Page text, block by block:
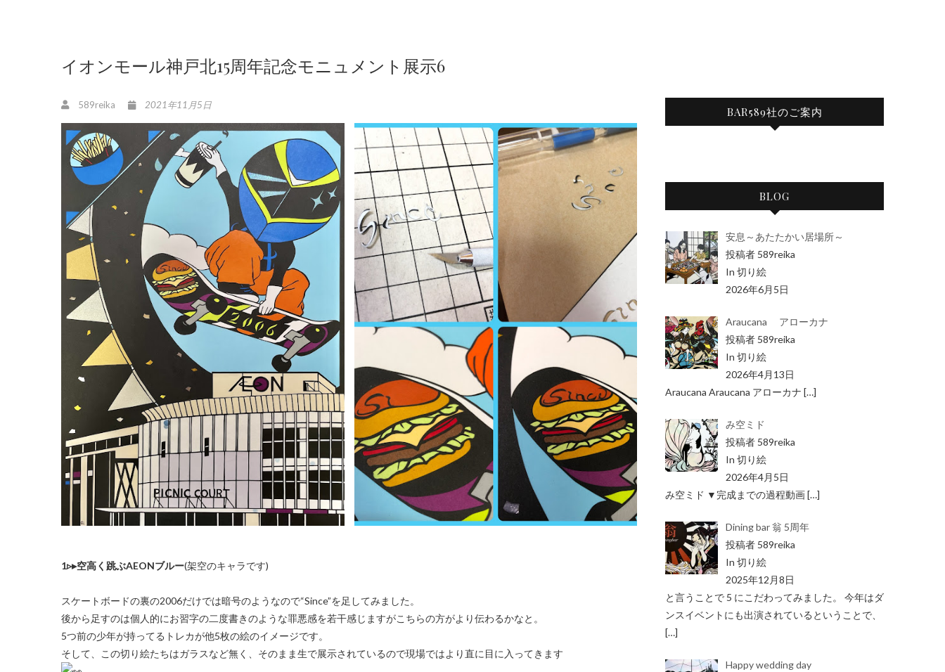
イオンモール神戸北15周年記念モニュメント展示6
589reika 2021年11月5日
1▹▸空高く跳ぶAEONブルー(架空のキャラです)
スケートボードの裏の2006だけでは暗号のようなので“Since”を足してみました。
後から足すのは個人的にお習字の二度書きのような罪悪感を若干感じますがこちらの方がより伝わるかなと。
5つ前の少年が持ってるトレカが他5枚の絵のイメージです。
そして、この切り絵たちはガラスなど無く、そのまま生で展示されているので現場ではより直に目に入ってきます
BAR589社のご案内
BLOG
安息～あたたかい居場所～
投稿者 589reika
In 切り絵
2026年6月5日
Araucana アローカナ
投稿者 589reika
In 切り絵
2026年4月13日
Araucana Araucana アローカナ […]
み空ミド
投稿者 589reika
In 切り絵
2026年4月5日
み空ミド ▼完成までの過程動画[…]
Dining bar 翁 5周年
投稿者 589reika
In 切り絵
2025年12月8日
と言うことで 5 にこだわってみました。 今年はダ
ンスイベントにも出演されているということで、
[…]
Happy wedding day